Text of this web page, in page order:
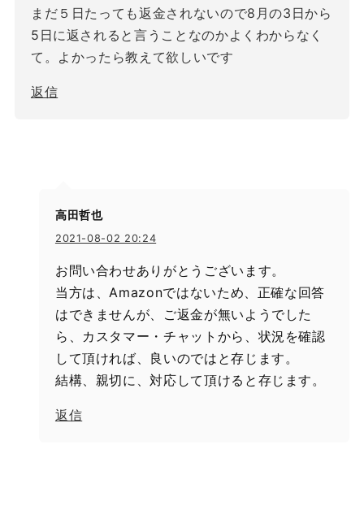
まだ５日たっても返金されないので8月の3日から
5日に返されると言うことなのかよくわからなく
て。よかったら教えて欲しいです
返信
高田哲也
2021-08-02 20:24
お問い合わせありがとうございます。
当方は、Amazonではないため、正確な回答
はできませんが、ご返金が無いようでした
ら、カスタマー・チャットから、状況を確認
して頂ければ、良いのではと存じます。
結構、親切に、対応して頂けると存じます。
返信